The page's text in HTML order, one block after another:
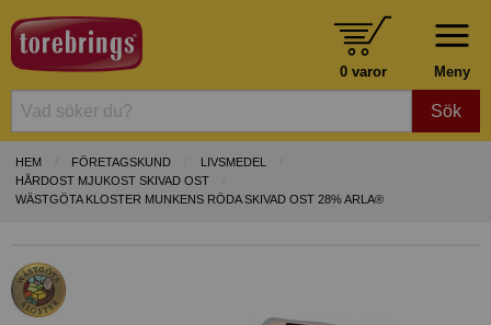
Meny
0 varor
Sök
HEM FÖRETAGSKUND
LIVSMEDEL
HÅRDOST MJUKOST SKIVAD OST
WÄSTGÖTA KLOSTER MUNKENS RÖDA SKIVAD OST 28% ARLA®